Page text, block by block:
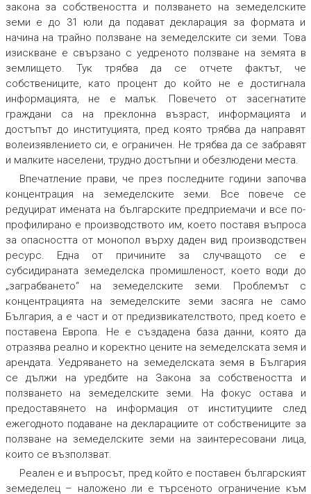
закона за собствеността и ползването на земеделските
земи е до 31 юли да подават декларация за формата и
начина на трайно ползване на земеделските си земи. Това
изискване е свързано с уедреното ползване на земята в
землището. Тук трябва да се отчете фактът, че
собствениците, като процент до който не е достигнала
информацията, не е малък. Повечето от засегнатите
граждани са на преклонна възраст, информацията и
достъпът до институцията, пред която трябва да направят
волеизявлението си, е ограничен. Не трябва да се забравят
и малките населени, трудно достъпни и обезлюдени места.
Впечатление прави, че през последните години започва
концентрация на земеделските земи. Все повече се
редуцират имената на българските предприемачи и все по-
профилирано е производството им, което поставя въпроса
за опасността от монопол върху даден вид производствен
ресурс. Една от причините за случващото се е
субсидираната земеделска промишленост, което води до
„заграбването“ на земеделските земи. Проблемът с
концентрацията на земеделските земи засяга не само
България, а е част и от предизвикателството, пред което е
поставена Европа. Не е създадена база данни, която да
отразява реално и коректно цените на земеделската земя и
арендата. Уедряването на земеделската земя в България
се дължи на уредбите на Закона за собствеността и
ползването на земеделските земи. На фокус остава и
предоставянето на информация от институциите след
ежегодното подаване на декларациите от собствениците за
ползване на земеделските земи на заинтересовани лица,
които се възползват.
Реален е и въпросът, пред който е поставен българският
земеделец – наложено ли е търсеното ограничение към